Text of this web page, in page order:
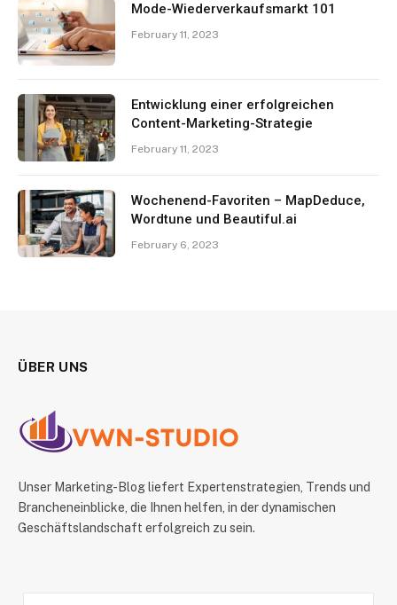
Mode-Wiederverkaufsmarkt 101
February 11, 2023
Entwicklung einer erfolgreichen
Content-Marketing-Strategie
February 11, 2023
Wochenend-Favoriten – MapDeduce,
Wordtune und Beautiful.ai
February 6, 2023
ÜBER UNS
Unser Marketing-Blog liefert Expertenstrategien, Trends und
Brancheneinblicke, die Ihnen helfen, in der dynamischen
Geschäftslandschaft erfolgreich zu sein.